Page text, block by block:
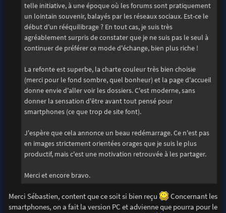
telle initiative, à une époque où les forums sont pratiquement
un lointain souvenir, balayés par les réseaux sociaux. Est-ce le
début d'un rééquilibrage ? En tout cas, je suis très
agréablement surpris de constater que je ne suis pas le seul à
continuer de préférer ce mode d'échange, bien plus riche !
La refonte est superbe, la charte couleur très bien choisie
(merci pour le fond sombre, quel bonheur) et la page d'accueil
donne envie d'aller voir les dossiers. C'est moderne, sans
donner la sensation d'être avant tout pensé pour
smartphones (ce que trop de site font).
J'espère que cela annonce un beau redémarrage. Ce n'est pas
en images strictement orientées orages que je suis le plus
productif, mais c'est une motivation retrouvée à les partager.
Merci et encore bravo.
Merci Sébastien, content que ce soit si bien reçu
Concernant les
smartphones, on a fait la version PC et advienne que pourra pour le